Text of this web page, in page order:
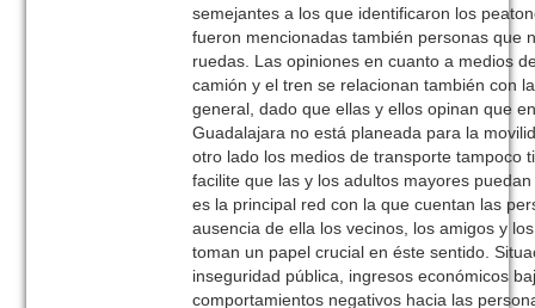
semejantes a los que identificaron los
fueron mencionadas también personas que
ruedas. Las opiniones en cuanto a medios
camión y el tren se relacionan también con
general, dado que ellas y ellos opinan que
Guadalajara no está planeada para la
otro lado los medios de transporte tampoco
facilite que las y los adultos mayores
es la principal red con la que cuentan las
ausencia de ella los vecinos, los amigos y
toman un papel crucial en éste sentido.
inseguridad pública, ingresos económicos
comportamientos negativos hacia las